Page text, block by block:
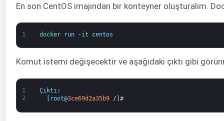
En son CentOS imajından bir konteyner oluşturalım.
1 docker run -it centos
Komut istemi değişecektir ve aşağıdaki çıktı gibi
1
2
Çıktı :
root@3ce69d2a35b9 / #